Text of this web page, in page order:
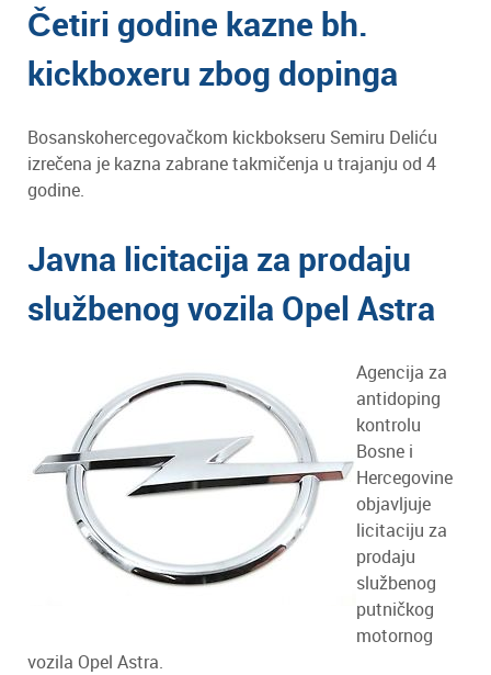
Četiri godine kazne bh.
kickboxeru zbog dopinga
Bosanskohercegovačkom kickbokseru Semiru Deliću
izrečena je kazna zabrane takmičenja u trajanju od 4
godine.
Javna licitacija za prodaju
službenog vozila Opel Astra
Agencija za
antidoping
kontrolu
Bosne i
Hercegovine
objavljuje
licitaciju za
prodaju
službenog
putničkog
motornog
vozila Opel Astra.